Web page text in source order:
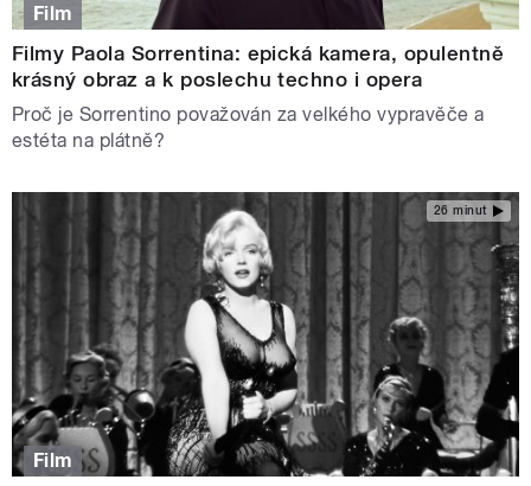
Film
Filmy Paola Sorrentina: epická kamera, opulentně
krásný obraz a k poslechu techno i opera
Proč je Sorrentino považován za velkého vypravěče a
estéta na plátně?
26 minut
Film